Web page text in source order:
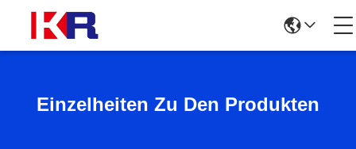
Einzelheiten Zu Den Produkten